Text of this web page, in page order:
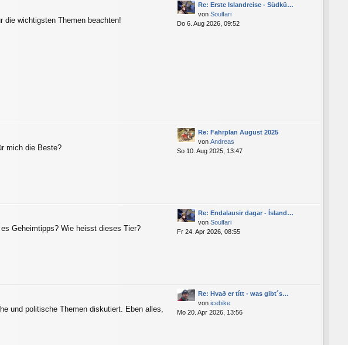
die wichtigsten Themen beachten!
Re: Erste Islandreise - Südkü…
von Soulfari
Do 6. Aug 2026, 09:52
mich die Beste?
Re: Fahrplan August 2025
von Andreas
So 10. Aug 2025, 13:47
Geheimtipps? Wie heisst dieses Tier?
Re: Endalausir dagar - Ísland…
von Soulfari
Fr 24. Apr 2026, 08:55
und politische Themen diskutiert. Eben alles,
Re: Hvað er títt - was gibt´s…
von icebike
Mo 20. Apr 2026, 13:56